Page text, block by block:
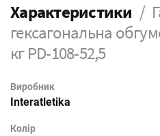
Характеристики
гексагональна
кг PD-108-52,5
Виробник
Interatletika
Колір